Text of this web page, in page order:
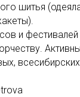
шитья
и